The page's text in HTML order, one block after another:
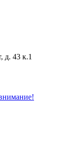
д. 43 к.1